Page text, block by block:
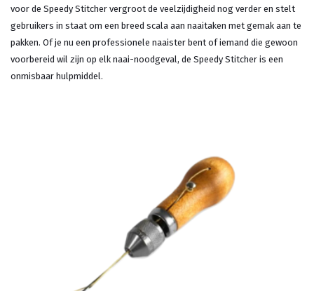
voor de Speedy Stitcher vergroot de veelzijdigheid nog verder en stelt
gebruikers in staat om een breed scala aan naaitaken met gemak aan te
pakken. Of je nu een professionele naaister bent of iemand die gewoon
voorbereid wil zijn op elk naai-noodgeval, de Speedy Stitcher is een
onmisbaar hulpmiddel.